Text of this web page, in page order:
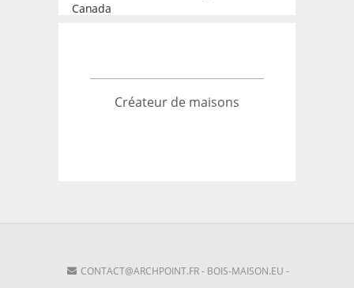
Canada
Créateur de maisons
CONTACT@ARCHPOINT.FR- BOIS-MAISON.EU -